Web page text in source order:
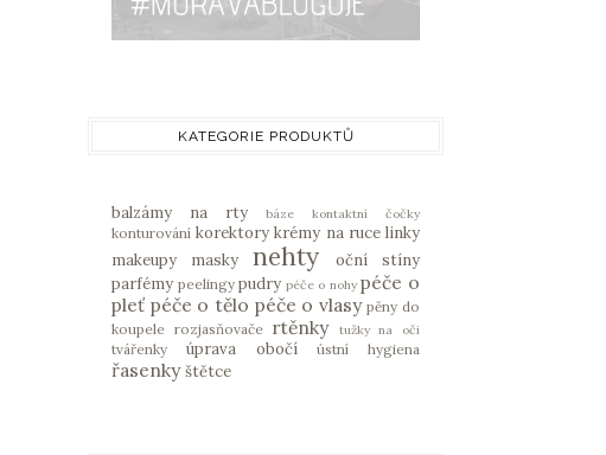
KATEGORIE PRODUKTŮ
balzámy na rty báze kontaktní čočky
konturování korektory krémy na ruce linky
makeupy
masky nehty
oční stíny
parfémy peelingy pudry péče o nohy péče o
pleť péče o tělo péče o vlasy pěny do
koupele rozjasňovače rtěnky tužky na oči
tvářenky úprava obočí ústní hygiena
řasenky štětce